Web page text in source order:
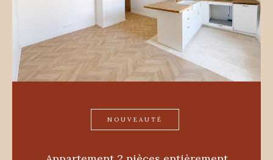
NOUVEAUTÉ